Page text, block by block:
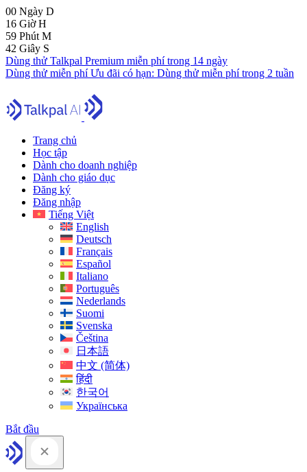
00 Ngày D
16 GiờH
59 Phút M
41 Giây S
Dùng thử Talkpal Premium miễn phí trong 14 ngày
Dùng thử miễn phíƯu đãi có hạn: Dùng thử miễn phí trong 2 tuần
Trang chủ
Học tập
Dành cho doanh nghiệp
Dành cho giáo dục
Đăng ký
Đăng nhập
Tiếng Việt
English
Deutsch
Français
Español
Italiano
Português
Nederlands
Suomi
Svenska
Čeština
日本語
中文 (简体)
हिंदी
한국어
Українська
Bắt đầu